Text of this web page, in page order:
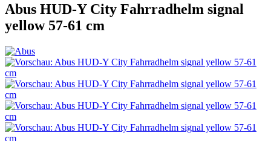
Abus HUD-Y City Fahrradhelm signal
yellow 57-61 cm